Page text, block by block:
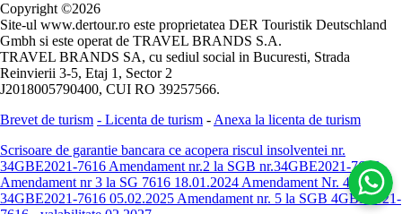
Copyright ©2026
Site-ul www.dertour.ro este proprietatea DER Touristik Deutschland
Gmbh si este operat de TRAVEL BRANDS S.A.
TRAVEL BRANDS SA, cu sediul social in Bucuresti, Strada
Reinvierii 3-5, Etaj 1, Sector 2
J2018005790400, CUI RO 39257566.
Brevet de turism - Licenta de turism - Anexa la licenta de turism
Scrisoare de garantie bancara ce acopera riscul insolventei nr.
34GBE2021-7616 Amendament nr.2 la SGB nr.34GBE2021-7616
Amendament nr 3 la SG 7616 18.01.2024 Amendament Nr. 4 -
34GBE2021-7616 05.02.2025 Amendament nr. 5 la SGB 4GBE2021-